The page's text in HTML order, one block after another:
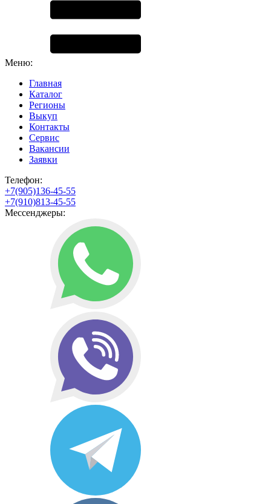
Меню:
Главная
Каталог
Регионы
Выкуп
Контакты
Сервис
Вакансии
Заявки
Телефон:
+7(905)136-45-55
+7(910)813-45-55
Мессенджеры: